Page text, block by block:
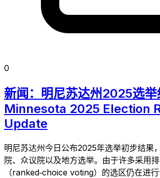
0
新闻：明尼苏达州2025选举
Minnesota 2025 Election
Update
明尼苏达州今日公布2025年选举初步结果
院、众议院以及地方选举。由于许多采用
（ranked‑choice voting）的选区仍在进